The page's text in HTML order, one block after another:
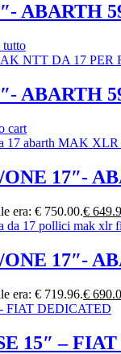
ABARTH
tutto
ABARTH
cart
17″-
era: € 750.00.€
ONE 17″-
era: € 719.96.€
15″ –